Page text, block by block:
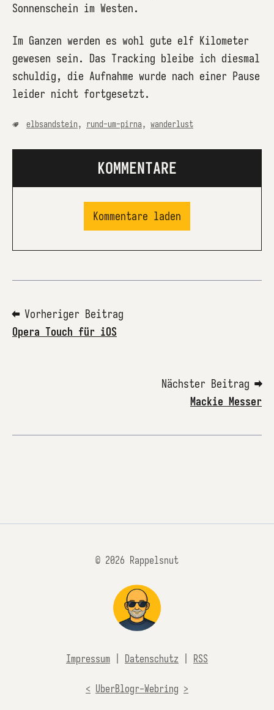
Sonnenschein im Westen.
Im Ganzen werden es wohl gute elf Kilometer
gewesen sein. Das Tracking bleibe ich diesmal
schuldig, die Aufnahme wurde nach einer Pause
leider nicht fortgesetzt.
elbsandstein, rund-um-pirna, wanderlust
KOMMENTARE
Kommentare laden
⬅ Vorheriger Beitrag
Opera Touch für iOS
Nächster Beitrag ➡
Mackie Messer
© 2026 Rappelsnut
Impressum Datenschutz RSS
< UberBlogr-Webring >